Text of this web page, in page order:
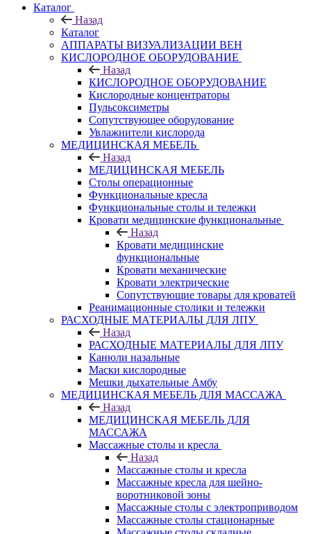
Каталог
Назад
Каталог
АППАРАТЫ ВИЗУАЛИЗАЦИИ ВЕН
КИСЛОРОДНОЕ ОБОРУДОВАНИЕ
Назад
КИСЛОРОДНОЕ ОБОРУДОВАНИЕ
Кислородные концентраторы
Пульсоксиметры
Сопутствующее оборудование
Увлажнители кислорода
МЕДИЦИНСКАЯ МЕБЕЛЬ
Назад
МЕДИЦИНСКАЯ МЕБЕЛЬ
Столы операционные
Функциональные кресла
Функциональные столы и тележки
Кровати медицинские функциональные
Назад
Кровати медицинские
функциональные
Кровати механические
Кровати электрические
Сопутствующие товары для кроватей
Реанимационные столики и тележки
РАСХОДНЫЕ МАТЕРИАЛЫ ДЛЯ ЛПУ
Назад
РАСХОДНЫЕ МАТЕРИАЛЫ ДЛЯ ЛПУ
Канюли назальные
Маски кислородные
Мешки дыхательные Амбу
МЕДИЦИНСКАЯ МЕБЕЛЬ ДЛЯ МАССАЖА
Назад
МЕДИЦИНСКАЯ МЕБЕЛЬ ДЛЯ
МАССАЖА
Массажные столы и кресла
Назад
Массажные столы и кресла
Массажные кресла для шейно-
воротниковой зоны
Массажные столы с электроприводом
Массажные столы стационарные